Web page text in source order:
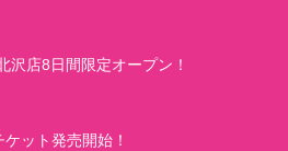
沢店8日間限定オープン！
ット発売開始！